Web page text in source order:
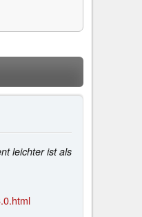
leichter ist als